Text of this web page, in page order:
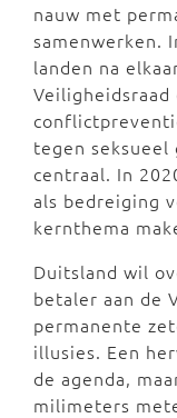
nauw met
samenwerken.
landen na
Veiligheidsraad
tegen
centraal. In
als bedreiging
kernthema
Duitsland wil
betaler aan de
permanente
illusies. Een
de agenda,
milimeters